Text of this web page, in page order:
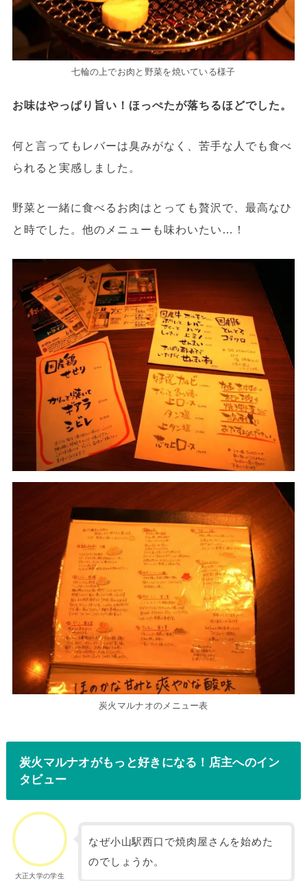
七輪の上でお肉と野菜を焼いている様子
お味はやっぱり旨い！ほっぺたが落ちるほどでした。
何と言ってもレバーは臭みがなく、苦手な人でも食べ
られると実感しました。
野菜と一緒に食べるお肉はとっても贅沢で、最高なひ
と時でした。他のメニューも味わいたい…！
炭火マルナオのメニュー表
炭火マルナオがもっと好きになる！店主へのイン
タビュー
大正大学の学生
なぜ小山駅西口で焼肉屋さんを始めた
のでしょうか。